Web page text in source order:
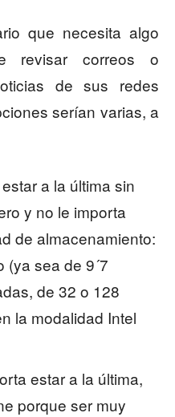
que necesita algo
revisar correos o
de sus redes
serían varias, a
a la última sin
y no le importa
de almacenamiento:
(ya sea de 9´7
de 32 o 128
la modalidad Intel
estar a la última,
porque ser muy